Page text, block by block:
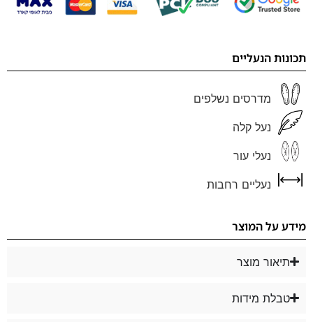
תכונות הנעליים
מדרסים נשלפים
נעל קלה
נעלי עור
נעליים רחבות
מידע על המוצר
תיאור מוצר
טבלת מידות